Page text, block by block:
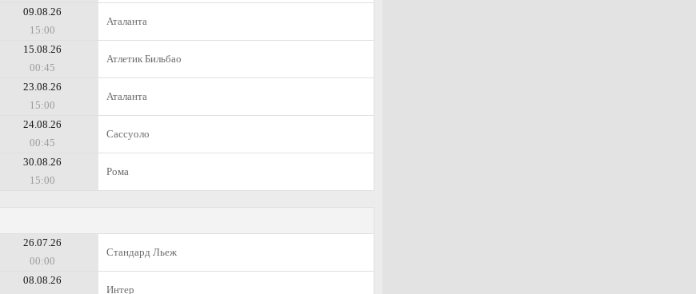
09.08.26
15:00
Аталанта
15.08.26
00:45
Атлетик Бильбао
23.08.26
15:00
Аталанта
24.08.26
00:45
Сассуоло
30.08.26
15:00
Рома
26.07.26
00:00
Стандард Льеж
08.08.26
Интер